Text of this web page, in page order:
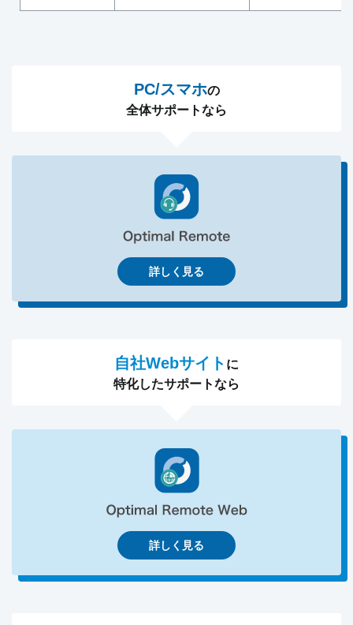
PC/スマホの
全体サポートなら
詳しく見る
自社Webサイト に
特化したサポートなら
詳しく見る